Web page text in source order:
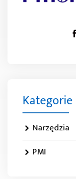
Kategorie
Narzędzia
PMI